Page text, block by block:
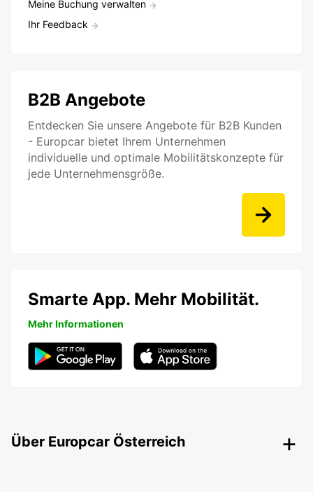
Meine Buchung verwalten
Ihr Feedback
B2B Angebote
Entdecken Sie unsere Angebote für B2B Kunden
- Europcar bietet Ihrem Unternehmen
individuelle und optimale Mobilitätskonzepte für
jede Unternehmensgröße.
Smarte App. Mehr Mobilität.
Mehr Informationen
Über Europcar Österreich